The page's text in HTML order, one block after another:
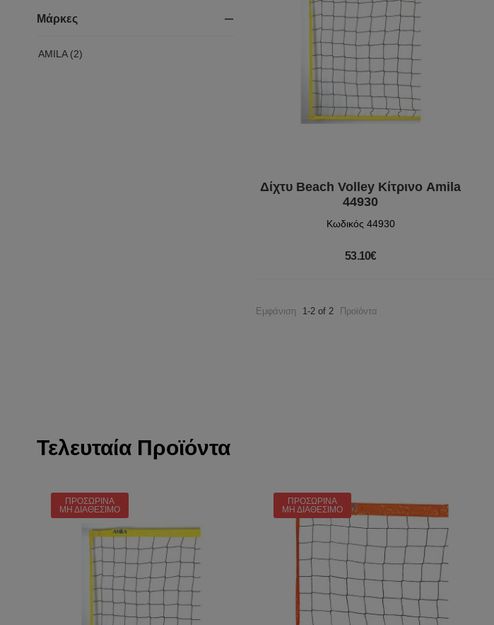
Μάρκες
AMILA (2)
Δίχτυ Beach Volley Κίτρινο Amila
44930
Κωδικός 44930
53.10€
Εμφάνιση 1-2 of 2 Προϊόντα
Τελευταία Προϊόντα
ΠΡΟΣΩΡΙΝΆ
ΜΗ ΔΙΑΘΈΣΙΜΟ
ΠΡΟΣΩΡΙΝΆ
ΜΗ ΔΙΑΘΈΣΙΜΟ